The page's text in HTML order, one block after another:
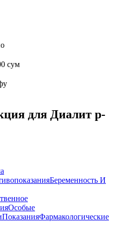
сум
для Диалит р-
Беременность И
Особые
ПоказанияФармакологические